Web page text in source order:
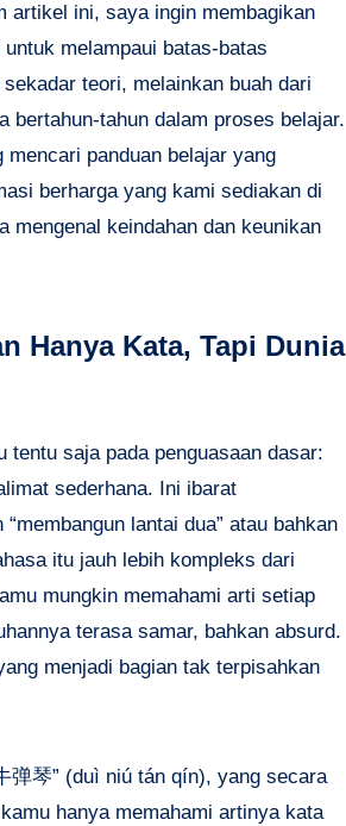
artikel ini, saya ingin membagikan
melampaui batas-batas
teori, melainkan buah dari
bertahun-tahun dalam proses belajar.
panduan belajar yang
berharga yang kami sediakan di
mengenal keindahan dan keunikan
Hanya Kata, Tapi Dunia
saja pada penguasaan dasar:
sederhana. Ini ibarat
lantai dua” atau bahkan
itu jauh lebih kompleks dari
mungkin memahami arti setiap
terasa samar, bahkan absurd.
menjadi bagian tak terpisahkan
弹琴” (duì niú tán qín), yang secara
hanya memahami artinya kata